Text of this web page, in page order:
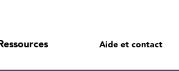
Aide et contact